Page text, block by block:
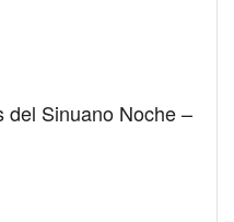
del Sinuano Noche –